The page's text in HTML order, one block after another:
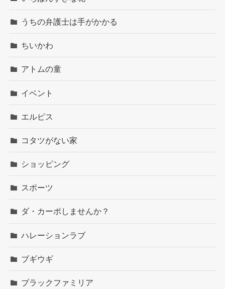
うちの弁護士は手がかかる
ちいかわ
アトムの童
イベント
エルピス
コタツがない家
ショッピング
スポーツ
ダ・カーポしませんか？
ハレーションラブ
ブギウギ
ブラックファミリア